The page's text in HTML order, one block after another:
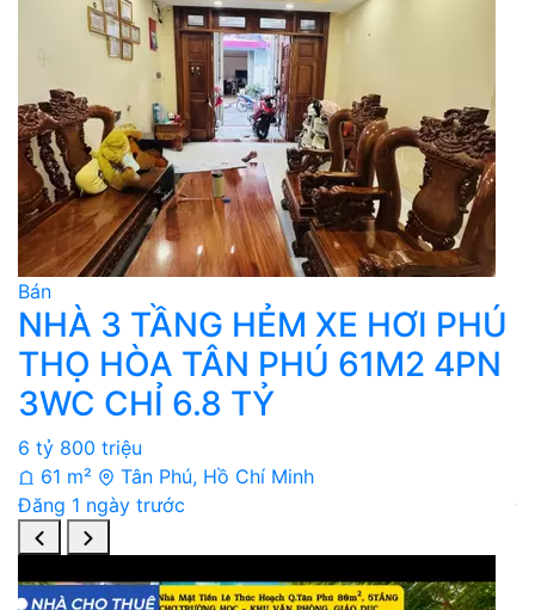
Bán
NHÀ 3 TẦNG HẺM XE HƠI PHÚ
THỌ HÒA TÂN PHÚ 61M2 4PN
3WC CHỈ 6.8 TỶ
6 tỷ 800 triệu
61 m²
Tân Phú, Hồ Chí Minh
Đăng 1 ngày trước